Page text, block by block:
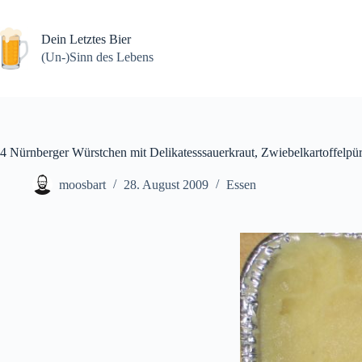
springenDein Letztes Bier
(Un-)Sinn des Lebens
4 Nürnberger Würstchen mit Delikatesssauerkraut,
moosbart 28. August 2009 Essen